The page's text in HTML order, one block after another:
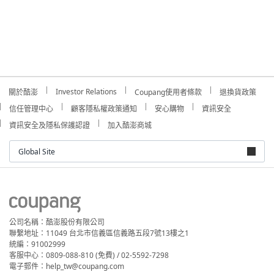
關於酷澎 Investor Relations Coupang使用者條款
退換貨政策
信任管理中心
顧客隱私權政策通知 安心購物
資訊安全
資訊安全及隱私保護認證
加入酷澎商城
Global Site
公司名稱：酷澎股份有限公司
聯繫地址：11049 台北市信義區信義路五段7號13樓之1
統編：91002999
客服中心：0809-088-810 (免費) / 02-5592-7298
電子郵件：help_tw@coupang.com